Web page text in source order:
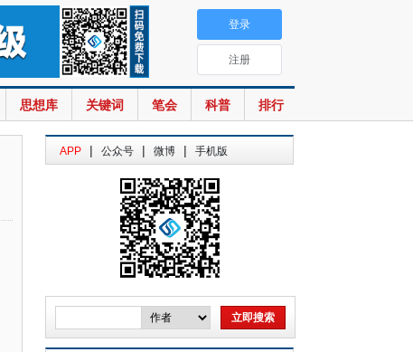
思想库 关键词 笔会 科普 排行
登录
注册
APP | 公众号 | 微博 | 手机版